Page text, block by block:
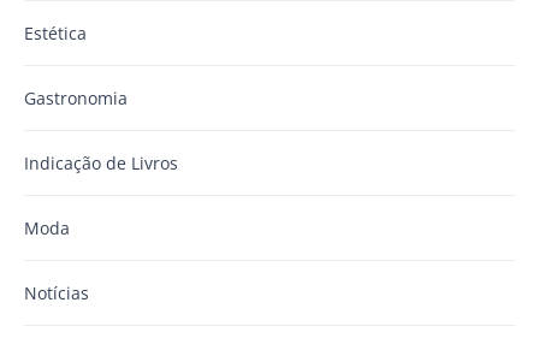
Estética
Gastronomia
Indicação de Livros
Moda
Notícias